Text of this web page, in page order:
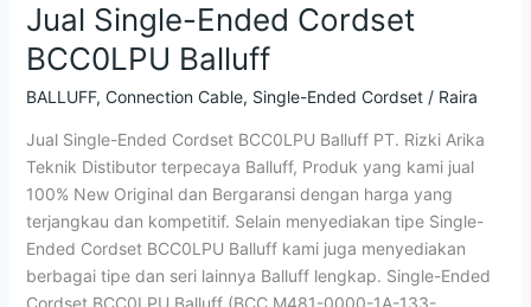
Jual Single-Ended Cordset
BCC0LPU Balluff
BALLUFF, Connection Cable, Single-Ended Cordset/ Raira
Jual Single-Ended Cordset BCC0LPU Balluff PT. Rizki Arika
Teknik Distibutor terpecaya Balluff, Produk yang kami jual
100% New Original dan Bergaransi dengan harga yang
terjangkau dan kompetitif. Selain menyediakan tipe Single-
Ended Cordset BCC0LPU Balluff kami juga menyediakan
berbagai tipe dan seri lainnya Balluff lengkap. Single-Ended
Cordset BCC0LPU Balluff (BCC M481-0000-1A-133-